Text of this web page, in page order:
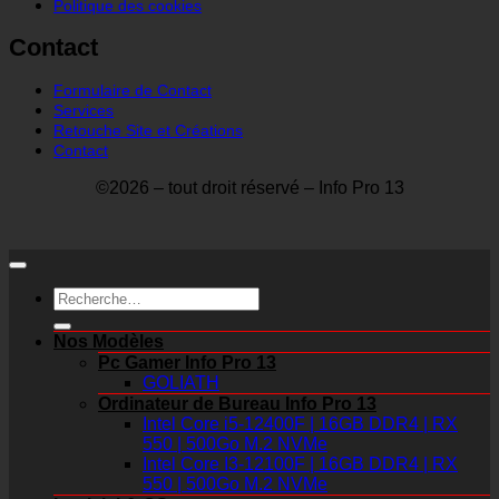
Politique des cookies
Contact
Formulaire de Contact
Services
Retouche Site et Créations
Contact
©2026 – tout droit réservé – Info Pro 13
Recherche
pour :
Nos Modèles
Pc Gamer Info Pro 13
GOLIATH
Ordinateur de Bureau Info Pro 13
Intel Core i5-12400F | 16GB DDR4 | RX
550 | 500Go M.2 NVMe
Intel Core I3-12100F | 16GB DDR4 | RX
550 | 500Go M.2 NVMe